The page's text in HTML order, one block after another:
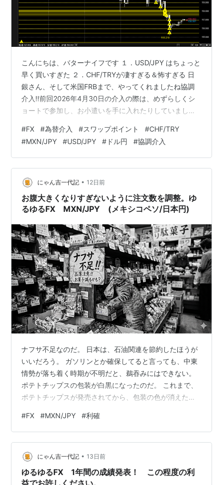
こんにちは、バターナイフです １．USD/JPY はちょっと
早く買いすぎた ２．CHF/TRYが凄すぎる＆怖すぎる 日
銀さん、そして米国FRBまで、やってくれましたね協調
介入!!前回2026年4月30日の介入の際は、めずらしくシ
ョートで参加し、お小遣いを手に入れたりしていまし
整理のためにブログを書きながら過去の介入を振り返っ
ていたら、始まったんですよね。 【FX】USD/JPYが楽し
い局面・・・！ 過去の日銀介入の振り返り - Tokyo低予
算生活 現在8/3(月)19時20分ですが、今回の介入は終わ
ったのかどうかも不明な状況ですが、今回もボチ…
#FX #為替介入 #スワップポイント #CHF/TRY
#MXN/JPY #USD/JPY # ドル円 #協調介入
にゃん吉一代記 • 12日前
お腹大きくなりすぎないように注文数を調整。ゆ
るゆるFX MXN/JPY (メキシコペソ/日本円)
ナフサ不足なのだ。 日本は、石油関連を節約したほうが
いいだろう。 ガソリンとか確保してると言っても、中東
情勢が落ち着く時期が不明だと、鵜吞みにはできない。
ポテトチップスの包装が白黒になったのだ。 これまで、
ポテトチップスが発売されてから、包装の色が消えたこ
にゃん様の絵も色を節約した。 昨日、一年間の報告を終
えたFXなのだ。 showwa.hatenablog.com 今月は、もう
残り少ない。 来月からは、ちょっと買い方を変えようと
思っている。 少し、買い注文を整理する。 新規買い注文
一覧だ。 9.2円台の買い注文を外した。60000通貨ほど
の…
#FX #MXN/JPY #利確
にゃん吉一代記 • 13日前
ゆるゆるFX 1年間の成績発表！ この程度の利
益でお許しください。